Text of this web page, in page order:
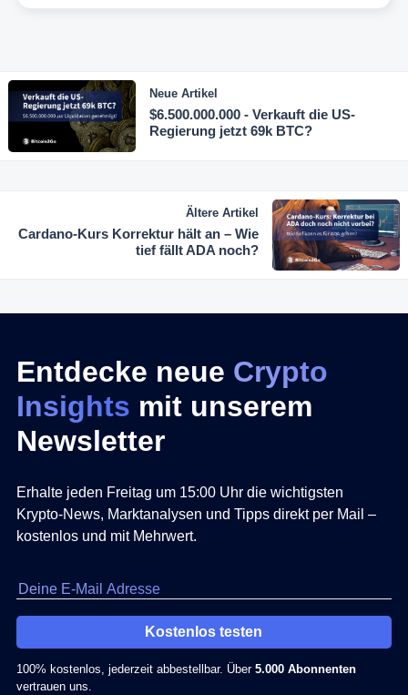
Neue Artikel
$6.500.000.000 - Verkauft die US-
Regierung jetzt 69k BTC?
Ältere Artikel
Cardano-Kurs Korrektur hält an – Wie
tief fällt ADA noch?
Entdecke neue Crypto
Insights mit unserem
Newsletter
Erhalte jeden Freitag um 15:00 Uhr die wichtigsten
Krypto-News, Marktanalysen und Tipps direkt per Mail –
kostenlos und mit Mehrwert.
Kostenlos testen
100% kostenlos, jederzeit abbestellbar. Über 5.000 Abonnenten
vertrauen uns.